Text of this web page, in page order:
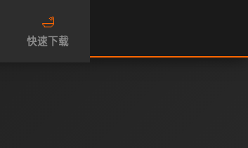
🛁
快速下载